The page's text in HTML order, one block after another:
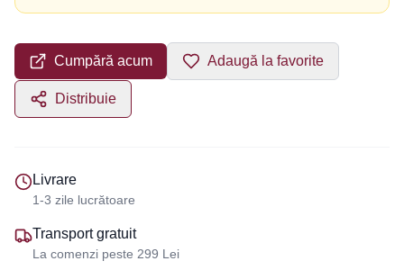
Cumpără acum Adaugă la favorite
Distribuie
Livrare
1-3 zile lucrătoare
Transport gratuit
La comenzi peste 299 Lei